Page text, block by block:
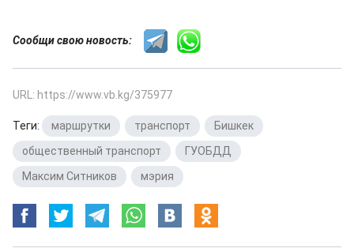
Сообщи свою новость:
URL: https://www.vb.kg/375977
Теги: маршрутки транспорт Бишкек
общественный транспорт
ГУОБДД
Максим Ситников
мэрия